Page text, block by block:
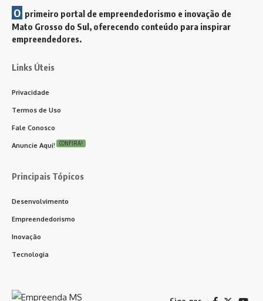
O primeiro portal de empreendedorismo e inovação de
Mato Grosso do Sul, oferecendo conteúdo para inspirar
empreendedores.
Links Úteis
Privacidade
Termos de Uso
Fale Conosco
Anuncie Aqui! CONFIRA!
Principais Tópicos
Desenvolvimento
Empreendedorismo
Inovação
Tecnologia